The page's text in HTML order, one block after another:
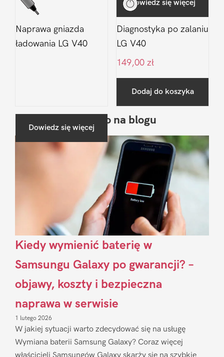
Dowiedz się więcej
Naprawa gniazda
ładowania LG V40
Dowiedz się więcej
Diagnostyka po zalaniu
LG V40
149,00 zł
Dodaj do koszyka
Pierwszy
Sidebar
Ostatnio na blogu
Kiedy wymienić baterię w
Samsungu Galaxy po gwarancji? –
objawy, koszty i bezpieczna
naprawa w serwisie
1 lutego 2026
W jakiej sytuacji warto zdecydować się na usługę
Wymiana baterii Samsung Galaxy? Coraz więcej